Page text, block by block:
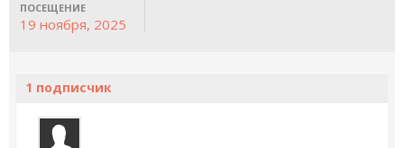
ПОСЕЩЕНИЕ
19 ноября, 2025
1 подписчик